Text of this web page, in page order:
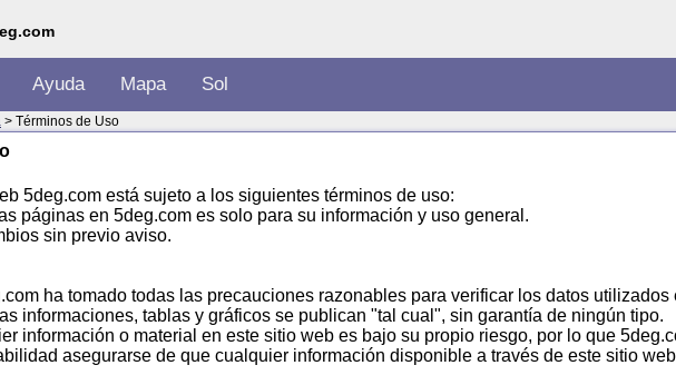
Ayuda Mapa Sol
> Términos de Uso
5deg.com está sujeto a los siguientes términos de uso:
páginas en 5deg.com es solo para su información y uso general.
sin previo aviso.
ha tomado todas las precauciones razonables para verificar los datos utilizados
informaciones, tablas y gráficos se publican "tal cual", sin garantía de ningún tipo.
información o material en este sitio web es bajo su propio riesgo, por lo que
asegurarse de que cualquier información disponible a través de este sitio